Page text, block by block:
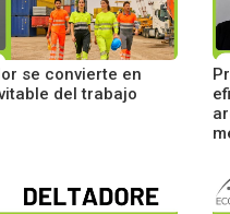
se convierte en
del trabajo